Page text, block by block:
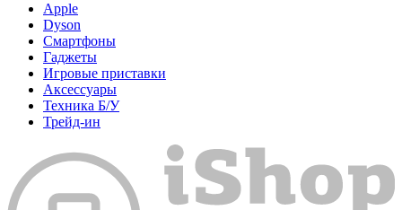
Apple
Dyson
Смартфоны
Гаджеты
Игровые приставки
Аксессуары
Техника Б/У
Трейд-ин